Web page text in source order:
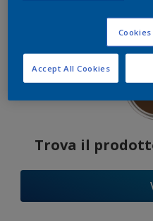
Trova il
Accept All Cookies